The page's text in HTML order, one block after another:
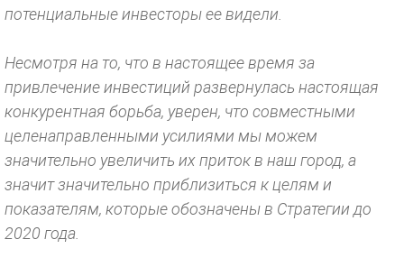
потенциальные инвесторы ее видели.
Несмотря на то, что в настоящее время за
привлечение инвестиций развернулась настоящая
конкурентная борьба, уверен, что совместными
целенаправленными усилиями мы можем
значительно увеличить их приток в наш город, а
значит значительно приблизиться к целям и
показателям, которые обозначены в Стратегии до
2020 года.